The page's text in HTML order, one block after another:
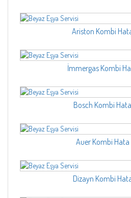
Ariston Kombi
İmmergas Kombi
Bosch Kombi
Auer Kombi Hata
Dizayn Kombi